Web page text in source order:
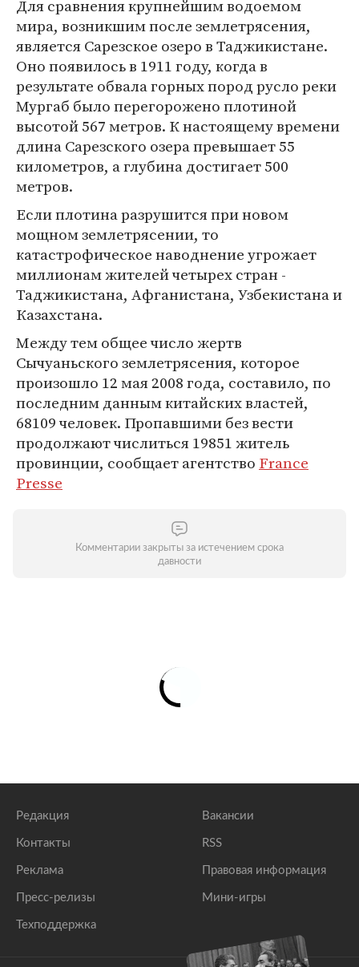
Для сравнения крупнейшим водоемом
мира, возникшим после землетрясения,
является Сарезское озеро в Таджикистане.
Оно появилось в 1911 году, когда в
результате обвала горных пород русло реки
Мургаб было перегорожено плотиной
высотой 567 метров. К настоящему времени
длина Сарезского озера превышает 55
километров, а глубина достигает 500
метров.
Если плотина разрушится при новом
мощном землетрясении, то
катастрофическое наводнение угрожает
миллионам жителей четырех стран -
Таджикистана, Афганистана, Узбекистана и
Казахстана.
Между тем общее число жертв
Сычуаньского землетрясения, которое
произошло 12 мая 2008 года, составило, по
последним данным китайских властей,
68109 человек. Пропавшими без вести
продолжают числиться 19851 житель
провинции, сообщает агентство France
Presse
Комментарии закрыты за истечением срока
давности
Редакция
Контакты
Реклама
Пресс-релизы
Техподдержка
Вакансии
RSS
Правовая информация
Мини-игры